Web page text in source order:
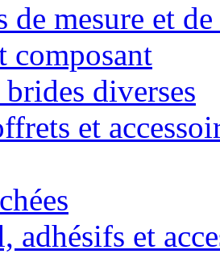
de mesure et
composant
diverses
et
adhésifs et